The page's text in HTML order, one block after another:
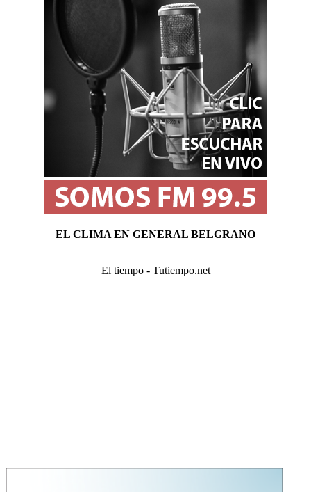
EL CLIMA EN GENERAL BELGRANO
El tiempo - Tutiempo.net